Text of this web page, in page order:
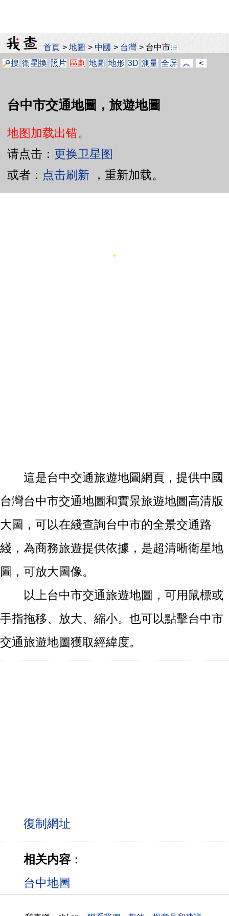
首頁 >地圖 >中國 > 台灣 > 台中市
搜 衛星換 照片 區劃 地圖 地形 3D 測量 全屏 ︽ <
台中市交通地圖，旅遊地圖
地图加载出错。
请点击： 更换卫星图
或者： 点击刷新 ，重新加载。
這是台中交通旅遊地圖網頁，提供中國
台灣台中市交通地圖和實景旅遊地圖高清版
大圖，可以在綫查詢台中市的全景交通路
綫，為商務旅遊提供依據，是超清晰衛星地
圖，可放大圖像。
以上台中市交通旅遊地圖，可用鼠標或
手指拖移、放大、縮小。也可以點擊台中市
交通旅遊地圖獲取經緯度。
相关内容：
台中地圖